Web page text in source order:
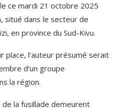
ce mardi 21 octobre 2025
situé dans le secteur de
en province du Sud-Kivu.
place, l’auteur présumé serait
d’un groupe
la région.
la fusillade demeurent